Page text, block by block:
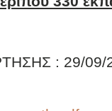
: 29/09/